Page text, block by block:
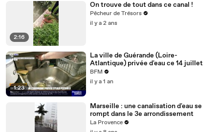
2:16
On trouve de tout dans ce canal !
Pêcheur de Trésors
il y a 2 ans
1:23
La ville de Guérande (Loire-
Atlantique) privée d'eau ce 14 juillet
BFM
il y a 1 an
Marseille : une canalisation d'eau se
rompt dans le 3e arrondissement
La Provence